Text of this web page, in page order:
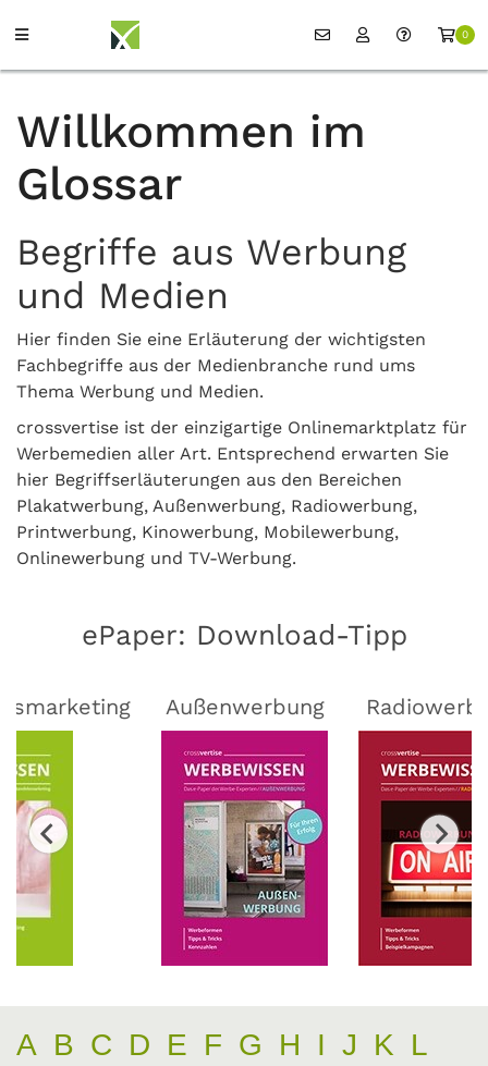
0
Willkommen im
Glossar
Begriffe aus Werbung
und Medien
Hier finden Sie eine Erläuterung der wichtigsten
Fachbegriffe aus der Medienbranche rund ums
Thema Werbung und Medien.
crossvertise ist der einzigartige Onlinemarktplatz für
Werbemedien aller Art. Entsprechend erwarten Sie
hier Begriffserläuterungen aus den Bereichen
Plakatwerbung, Außenwerbung, Radiowerbung,
Printwerbung, Kinowerbung, Mobilewerbung,
Onlinewerbung und TV-Werbung.
ePaper: Download-Tipp
Außenwerbung
A B C D E F G H I J K L